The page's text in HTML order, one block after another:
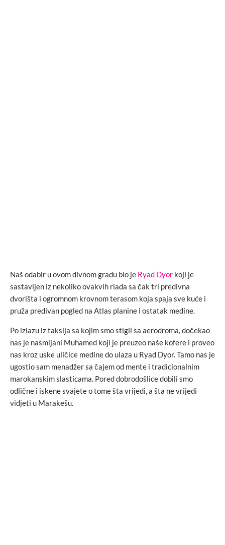
Naš odabir u ovom divnom gradu bio je Ryad Dyor koji je
sastavljen iz nekoliko ovakvih riada sa čak tri predivna
dvorišta i ogromnom krovnom terasom koja spaja sve kuće i
pruža predivan pogled na Atlas planine i ostatak medine.
Po izlazu iz taksija sa kojim smo stigli sa aerodroma, dočekao
nas je nasmijani Muhamed koji je preuzeo naše kofere i proveo
nas kroz uske uličice medine do ulaza u Ryad Dyor. Tamo nas je
ugostio sam menadžer sa čajem od mente i tradicionalnim
marokanskim slasticama. Pored dobrodošlice dobili smo
odlične i iskene svajete o tome šta vrijedi, a šta ne vrijedi
vidjeti u Marakešu.